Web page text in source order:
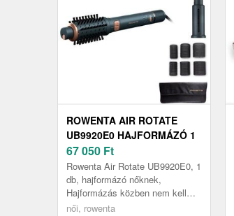
ROWENTA AIR ROTATE
UB9920E0 HAJFORMÁZÓ 1
DB
67 050 Ft
Rowenta Air Rotate UB9920E0, 1
db, hajformázó nőknek,
Hajformázás közben nem kell
többé a kezeivel bűvészkednie –
női, rowenta